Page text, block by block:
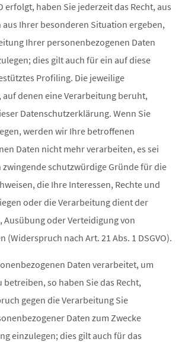
erfolgt, haben Sie jederzeit das Recht, aus
aus Ihrer besonderen Situation ergeben,
Ihrer personenbezogenen Daten
dies gilt auch für ein auf diese
Profiling. Die jeweilige
auf denen eine Verarbeitung beruht,
Datenschutzerklärung. Wenn Sie
werden wir Ihre betroffenen
Daten nicht mehr verarbeiten, es sei
schutzwürdige Gründe für die
die Ihre Interessen, Rechte und
oder die Verarbeitung dient der
Ausübung oder Verteidigung von
(Widerspruch nach Art. 21 Abs. 1 DSGVO).
Daten verarbeitet, um
so haben Sie das Recht,
gegen die Verarbeitung Sie
Daten zum Zwecke
einzulegen; dies gilt auch für das